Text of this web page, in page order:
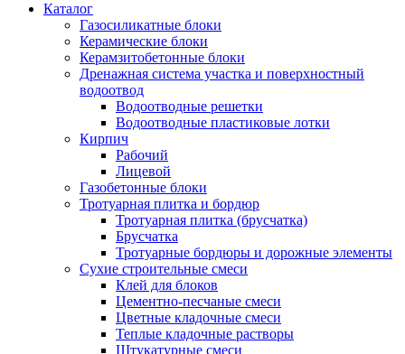
Каталог
Газосиликатные блоки
Керамические блоки
Керамзитобетонные блоки
Дренажная система участка и поверхностный
водоотвод
Водоотводные решетки
Водоотводные пластиковые лотки
Кирпич
Рабочий
Лицевой
Газобетонные блоки
Тротуарная плитка и бордюр
Тротуарная плитка (брусчатка)
Брусчатка
Тротуарные бордюры и дорожные элементы
Сухие строительные смеси
Клей для блоков
Цементно-песчаные смеси
Цветные кладочные смеси
Теплые кладочные растворы
Штукатурные смеси